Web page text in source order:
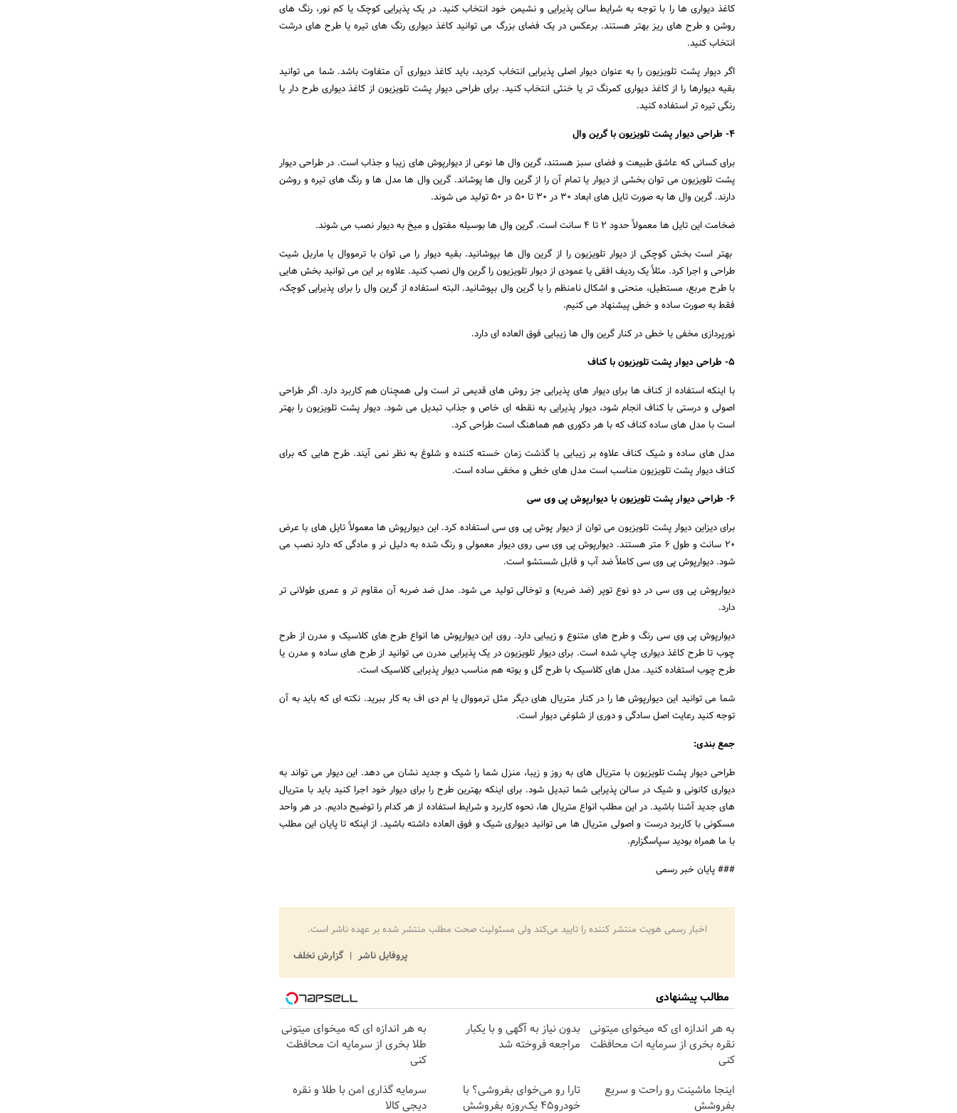
کاغذ دیواری ها را با توجه به شرایط سالن پذیرایی و نشیمن خود انتخاب کنید. در یک پذیرایی کوچک یا کم نور، رنگ های
روشن و طرح های ریز بهتر هستند. برعکس در یک فضای بزرگ می توانید کاغذ دیواری رنگ های تیره یا طرح های درشت
انتخاب کنید.
اگر دیوار پشت تلویزیون را به عنوان دیوار اصلی پذیرایی انتخاب کردید، باید کاغذ دیواری آن متفاوت باشد. شما می توانید
بقیه دیوارها را از کاغذ دیواری کمرنگ تر یا خنثی انتخاب کنید. برای طراحی دیوار پشت تلویزیون از کاغذ دیواری طرح دار یا
رنگی تیره تر استفاده کنید.
4- طراحی دیوار پشت تلویزیون با گرین وال
برای کسانی که عاشق طبیعت و فضای سبز هستند، گرین وال ها نوعی از دیوارپوش های زیبا و جذاب است. در طراحی دیوار
پشت تلویزیون می توان بخشی از دیوار یا تمام آن را از گرین وال ها پوشاند. گرین وال ها مدل ها و رنگ های تیره و روشن
دارند. گرین وال ها به صورت تایل های ابعاد 30 در 30 تا 50 در 50 تولید می شوند.
ضخامت این تایل ها معمولاً حدود 2 تا 4 سانت است. گرین وال ها بوسیله مفتول و میخ به دیوار نصب می شوند.
بهتر است بخش کوچکی از دیوار تلویزیون را از گرین وال ها بپوشانید. بقیه دیوار را می توان با ترمووال یا ماربل شیت
طراحی و اجرا کرد. مثلاً یک ردیف افقی یا عمودی از دیوار تلویزیون را گرین وال نصب کنید. علاوه بر این می توانید بخش هایی
با طرح مربع، مستطیل، منحنی و اشکال نامنظم را با گرین وال بپوشانید. البته استفاده از گرین وال را برای پذیرایی کوچک،
فقط به صورت ساده و خطی پیشنهاد می کنیم.
نورپردازی مخفی یا خطی در کنار گرین وال ها زیبایی فوق العاده ای دارد.
5- طراحی دیوار پشت تلویزیون با کناف
با اینکه استفاده از کناف ها برای دیوار های پذیرایی جز روش های قدیمی تر است ولی همچنان هم کاربرد دارد. اگر طراحی
اصولی و درستی با کناف انجام شود، دیوار پذیرایی به نقطه ای خاص و جذاب تبدیل می شود. دیوار پشت تلویزیون را بهتر
است با مدل های ساده کناف که با هر دکوری هم هماهنگ است طراحی کرد.
مدل های ساده و شیک کناف علاوه بر زیبایی با گذشت زمان خسته کننده و شلوغ به نظر نمی آیند. طرح هایی که برای
کناف دیوار پشت تلویزیون مناسب است مدل های خطی و مخفی ساده است.
6- طراحی دیوار پشت تلویزیون با دیوارپوش پی وی سی
برای دیزاین دیوار پشت تلویزیون می توان از دیوار پوش پی وی سی استفاده کرد. این دیوارپوش ها معمولاً تایل های با عرض
20 سانت و طول 6 متر هستند. دیوارپوش پی وی سی روی دیوار معمولی و رنگ شده به دلیل نر و مادگی که دارد نصب می
شود. دیوارپوش پی وی سی کاملاً ضد آب و قابل شستشو است.
دیوارپوش پی وی سی در دو نوع توپر (ضد ضربه) و توخالی تولید می شود. مدل ضد ضربه آن مقاوم تر و عمری طولانی تر
دارد.
دیوارپوش پی وی سی رنگ و طرح های متنوع و زیبایی دارد. روی این دیوارپوش ها انواع طرح های کلاسیک و مدرن از طرح
چوب تا طرح کاغذ دیواری چاپ شده است. برای دیوار تلویزیون در یک پذیرایی مدرن می توانید از طرح های ساده و مدرن یا
طرح چوب استفاده کنید. مدل های کلاسیک با طرح گل و بوته هم مناسب دیوار پذیرایی کلاسیک است.
شما می توانید این دیوارپوش ها را در کنار متریال های دیگر مثل ترمووال یا ام دی اف به کار ببرید. نکته ای که باید به آن
توجه کنید رعایت اصل سادگی و دوری از شلوغی دیوار است.
جمع بندی:
طراحی دیوار پشت تلویزیون با متریال های به روز و زیبا، منزل شما را شیک و جدید نشان می دهد. این دیوار می تواند به
دیواری کانونی و شیک در سالن پذیرایی شما تبدیل شود. برای اینکه بهترین طرح را برای دیوار خود اجرا کنید باید با متریال
های جدید آشنا باشید. در این مطلب انواع متریال ها، نحوه کاربرد و شرایط استفاده از هر کدام را توضیح دادیم. در هر واحد
مسکونی با کاربرد درست و اصولی متریال ها می توانید دیواری شیک و فوق العاده داشته باشید. از اینکه تا پایان این مطلب
با ما همراه بودید سپاسگزارم.
### پایان خبر رسمی
اخبار رسمی هویت منتشر کننده را تایید می‌کند ولی مسئولیت صحت مطلب منتشر شده بر عهده ناشر است.
پروفایل ناشر
گزارش تخلف
مطالب پیشنهادی
به هر اندازه ای که میخوای میتونی
نقره بخری از سرمایه ات محافظت
کنی
بدون نیاز به آگهی و با یکبار
مراجعه فروخته شد
به هر اندازه ای که میخوای میتونی
طلا بخری از سرمایه ات محافظت
کنی
اینجا ماشینت رو راحت و سریع
بفروشش
تارا رو می‌خوای بفروشی؟ با
خودرو۴۵ یک‌روزه بفروشش
سرمایه گذاری امن با طلا و نقره
دیجی کالا